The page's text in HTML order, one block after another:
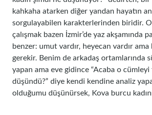
kahkaha atarken diğer yandan hayatın
sorgulayabilen karakterlerinden biridir.
çalışmak bazen İzmir’de yaz akşamında
benzer: umut vardır, heyecan vardır ama
gerekir. Benim de arkadaş ortamlarında
yapan ama eve gidince “Acaba o cümleyi
düşündü?” diye kendi kendine analiz
olduğumu düşünürsek, Kova burcu